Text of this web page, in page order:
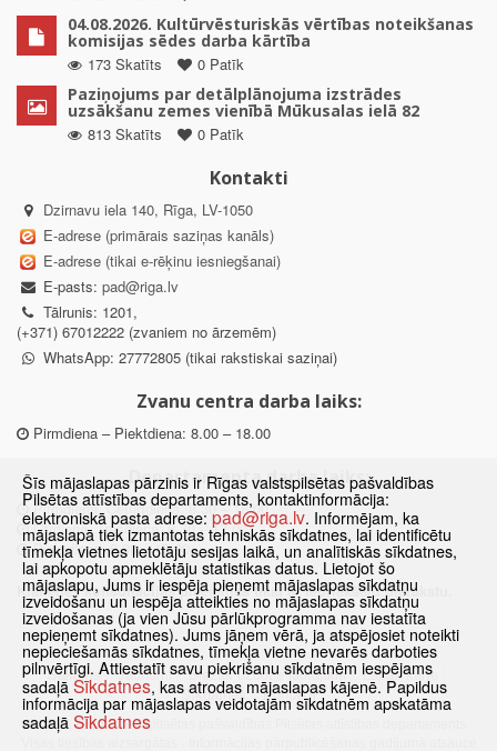
04.08.2026. Kultūrvēsturiskās vērtības noteikšanas
komisijas sēdes darba kārtība
173 Skatīts
0 Patīk
Paziņojums par detālplānojuma izstrādes
uzsākšanu zemes vienībā Mūkusalas ielā 82
813 Skatīts
0 Patīk
Kontakti
Dzirnavu iela 140, Rīga, LV-1050
E-adrese (primārais saziņas kanāls)
E-adrese (tikai e-rēķinu iesniegšanai)
E-pasts: pad@riga.lv
Tālrunis: 1201,
(+371) 67012222 (zvaniem no ārzemēm)
WhatsApp: 27772805 (tikai rakstiskai saziņai)
Zvanu centra darba laiks:
Pirmdiena – Piektdiena: 8.00 – 18.00
Departamenta darba laiks:
Pirmdiena, Ceturtdiena: 8.30 – 18.00
Otrdiena, Trešdiena: 8.30 – 17.00
Piektdiena: 8.30 – 15.00
Klātienes konsultācijas pieejamas tikai ar iepriekšēju pierakstu.
Sākums Jaunumi Biežāk uzdotie jautājumi
Lapas karte
Sīkdatnes
Kontakti
© 2021 Rīgas valstspilsētas pašvaldības Pilsētas attīstības departaments.
Šīs mājaslapas pārzinis ir Rīgas valstspilsētas pašvaldības
Pilsētas attīstības departaments, kontaktinformācija:
elektroniskā pasta adrese: pad@riga.lv. Informējam, ka
mājaslapā tiek izmantotas tehniskās sīkdatnes, lai identificētu
tīmekļa vietnes lietotāju sesijas laikā, un analītiskās sīkdatnes,
lai apkopotu apmeklētāju statistikas datus. Lietojot šo
mājaslapu, Jums ir iespēja pieņemt mājaslapas sīkdatņu
izveidošanu un iespēja atteikties no mājaslapas sīkdatņu
izveidošanas (ja vien Jūsu pārlūkprogramma nav iestatīta
nepieņemt sīkdatnes). Jums jāņem vērā, ja atspējosiet noteikti
nepieciešamās sīkdatnes, tīmekļa vietne nevarēs darboties
pilnvērtīgi. Attiestatīt savu piekrišanu sīkdatnēm iespējams
sadaļā Sīkdatnes, kas atrodas mājaslapas kājenē. Papildus
informācija par mājaslapas veidotajām sīkdatnēm apskatāma
sadaļā Sīkdatnes